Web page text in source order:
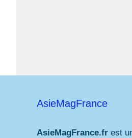
AsieMagFrance
AsieMagFrance.fr est